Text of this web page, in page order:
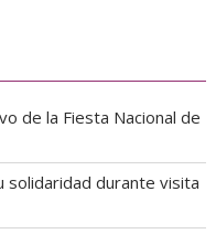
de la Fiesta Nacional de
solidaridad durante visita